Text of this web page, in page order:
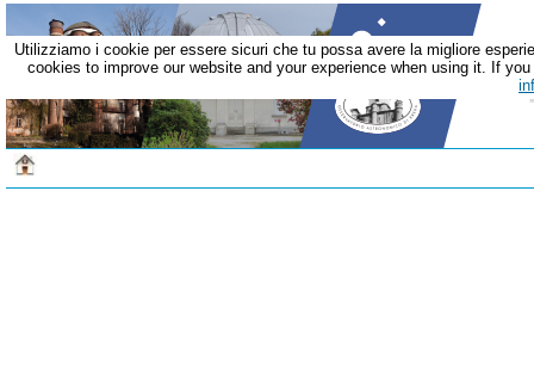
Utilizziamo i cookie per essere sicuri che tu possa avere la migliore
cookies to improve our website and your experience when using it. If